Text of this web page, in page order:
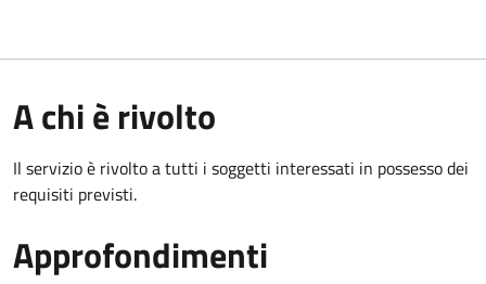
A chi è rivolto
Il servizio è rivolto a tutti i soggetti interessati in possesso dei
requisiti previsti.
Approfondimenti